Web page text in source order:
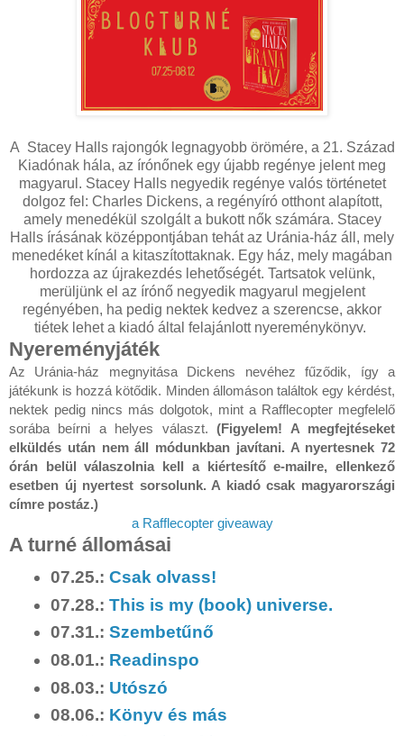
A Stacey Halls rajongók legnagyobb örömére, a 21. Század
Kiadónak hála, az írónőnek egy újabb regénye jelent meg
magyarul. Stacey Halls negyedik regénye valós történetet
dolgoz fel: Charles Dickens, a regényíró otthont alapított,
amely menedékül szolgált a bukott nők számára. Stacey
Halls írásának középpontjában tehát az Uránia-ház áll, mely
menedéket kínál a kitaszítottaknak. Egy ház, mely magában
hordozza az újrakezdés lehetőségét. Tartsatok velünk,
merüljünk el az írónő negyedik magyarul megjelent
regényében, ha pedig nektek kedvez a szerencse, akkor
tiétek lehet a kiadó által felajánlott nyereménykönyv.
Nyereményjáték
Az Uránia-ház megnyitása Dickens nevéhez fűződik, így a
játékunk is hozzá kötődik. Minden állomáson találtok egy kérdést,
nektek pedig nincs más dolgotok, mint a Rafflecopter megfelelő
sorába beírni a helyes választ.(Figyelem! A megfejtéseket
elküldés után nem áll módunkban javítani. A nyertesnek 72
órán belül válaszolnia kell a kiértesítő e-mailre, ellenkező
esetben új nyertest sorsolunk. A kiadó csak magyarországi
címre postáz.)
a Rafflecopter giveaway
A turné állomásai
07.25.:Csak olvass!
07.28.:This is my (book) universe.
07.31.:Szembetűnő
08.01.: Readinspo
08.03.: Utószó
08.06.: Könyv és más